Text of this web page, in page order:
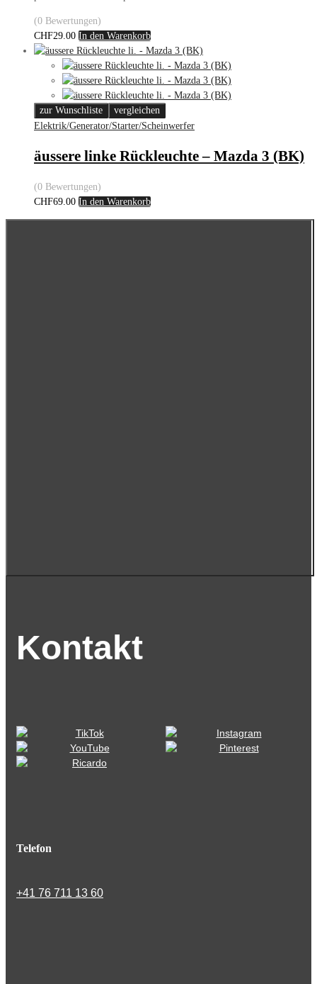
(0 Bewertungen)
CHF29.00 In den Warenkorb
zur Wunschliste
vergleichen
Elektrik/Generator/Starter/Scheinwerfer
äussere linke Rückleuchte – Mazda 3 (BK)
(0 Bewertungen)
CHF69.00 In den Warenkorb
Kontakt
Telefon
+41 76 711 13 60